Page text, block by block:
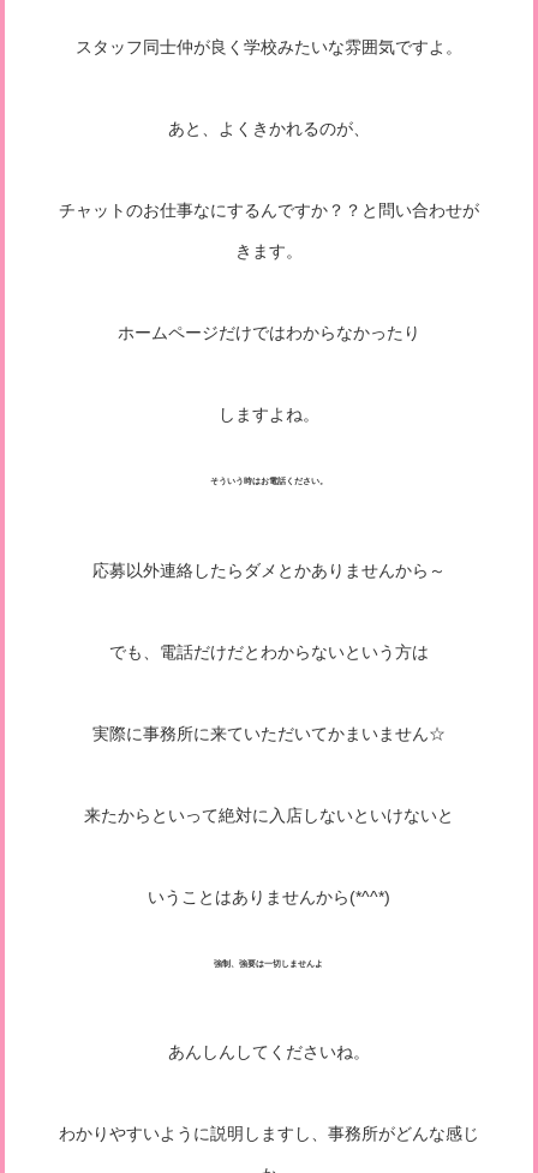
スタッフ同士仲が良く学校みたいな雰囲気ですよ。
あと、よくきかれるのが、
チャットのお仕事なにするんですか？？と問い合わせが
きます。
ホームページだけではわからなかったり
しますよね。
そういう時はお電話ください。
応募以外連絡したらダメとかありませんから～
でも、電話だけだとわからないという方は
実際に事務所に来ていただいてかまいません☆
来たからといって絶対に入店しないといけないと
いうことはありませんから(*^^*)
強制、強要は一切しませんよ
あんしんしてくださいね。
わかりやすいように説明しますし、事務所がどんな感じ